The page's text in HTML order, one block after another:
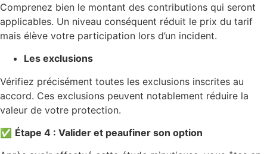
Comprenez bien le montant des contributions qui seront
applicables. Un niveau conséquent réduit le prix du tarif
mais élève votre participation lors d’un incident.
Les exclusions
Vérifiez précisément toutes les exclusions inscrites au
accord. Ces exclusions peuvent notablement réduire la
valeur de votre protection.
✅ Étape 4 : Valider et peaufiner son option